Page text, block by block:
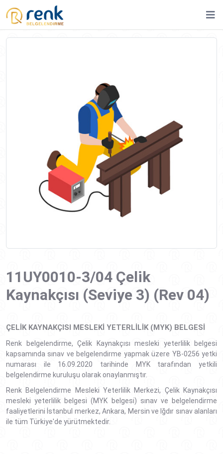
11UY0010-3/04 Çelik
Kaynakçısı (Seviye 3) (Rev 04)
ÇELIK KAYNAKÇISI MESLEKI YETERLILIK (MYK) BELGESI
Renk belgelendirme, Çelik Kaynakçısı mesleki yeterlilik belgesi
kapsamında sınav ve belgelendirme yapmak üzere YB-0256 yetki
numarası ile 16.09.2020 tarihinde MYK tarafından yetkili
belgelendirme kuruluşu olarak onaylanmıştır.
Renk Belgelendirme Mesleki Yeterlilik Merkezi, Çelik Kaynakçısı
mesleki yeterlilik belgesi (MYK belgesi) sınav ve belgelendirme
faaliyetlerini İstanbul merkez, Ankara, Mersin ve Iğdır sınav alanları
ile tüm Türkiye'de yürütmektedir.